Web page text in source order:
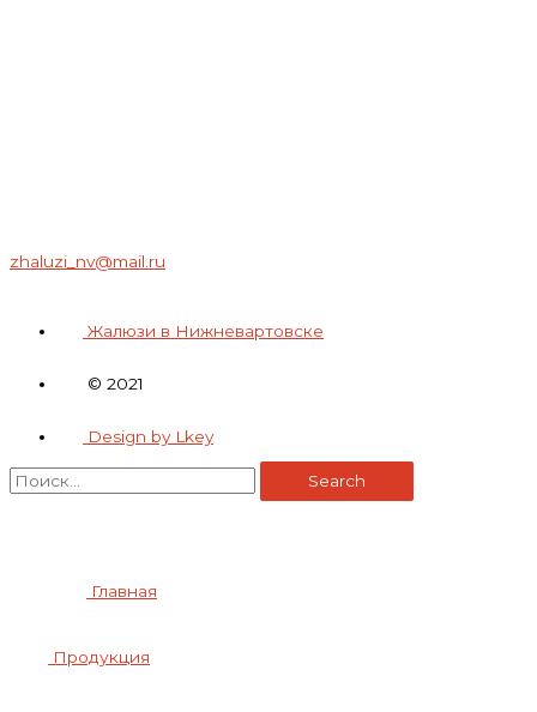
zhaluzi_nv@mail.ru
Жалюзи в Нижневартовске
© 2021
Design by Lkey
Search
Главная
Продукция